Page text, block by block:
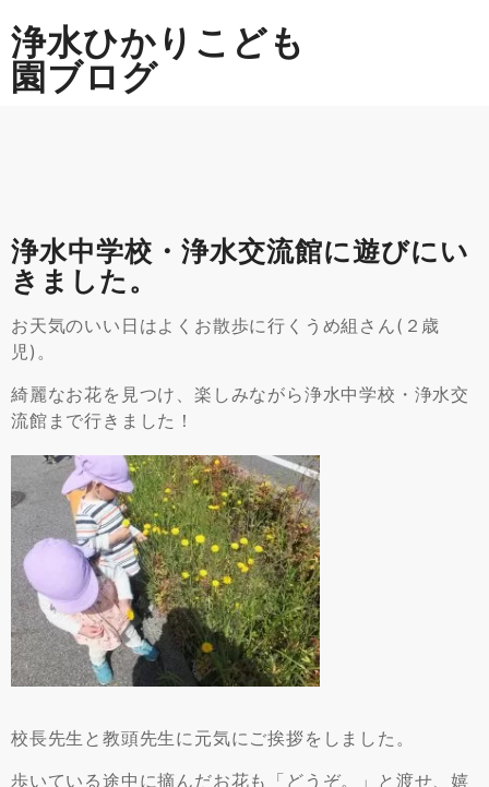
to
content
浄水ひかりこども
園ブログ
浄水中学校・浄水交流館に遊びにい
きました。
お天気のいい日はよくお散歩に行くうめ組さん(２歳
児)。
綺麗なお花を見つけ、楽しみながら浄水中学校・浄水交
流館まで行きました！
校長先生と教頭先生に元気にご挨拶をしました。
歩いている途中に摘んだお花も「どうぞ。」と渡せ、嬉